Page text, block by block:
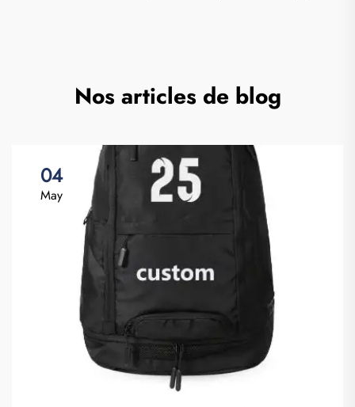
Nos articles de blog
04
May